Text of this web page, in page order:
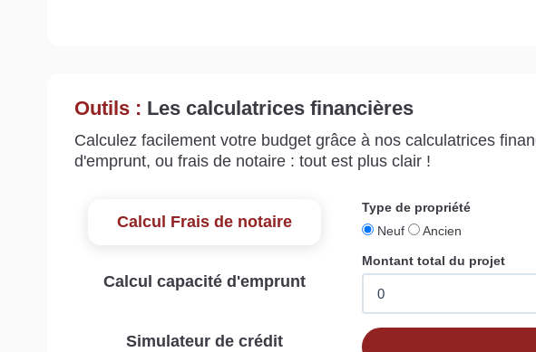
Outils : Les calculatrices financières
Calculez facilement votre budget grâce à nos calculatrices
d'emprunt, ou frais de notaire : tout est plus clair !
Calcul Frais de notaire
Calcul capacité d'emprunt
Simulateur de crédit